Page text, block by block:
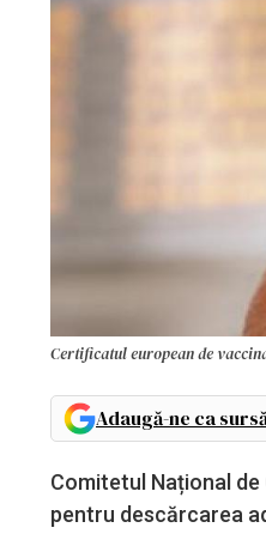
Certificatul european de
Adaugă-ne ca
Comitetul Național
pentru descărcarea